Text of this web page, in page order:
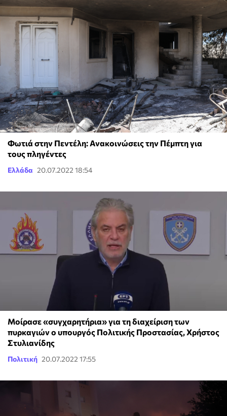
Φωτιά στην Πεντέλη: Ανακοινώσεις την Πέμπτη για
τους πληγέντες
Ελλάδα 20.07.2022 18:54
Μοίρασε «συγχαρητήρια» για τη διαχείριση των
πυρκαγιών ο υπουργός Πολιτικής Προστασίας, Χρήστος
Στυλιανίδης
Πολιτική 20.07.2022 17:55